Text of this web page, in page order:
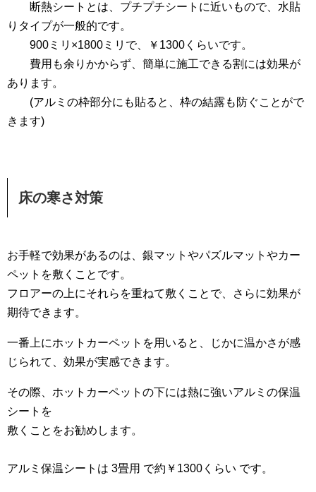
断熱シートとは、プチプチシートに近いもので、水貼
りタイプが一般的です。
900ミリ×1800ミリで、￥1300くらいです。
費用も余りかからず、簡単に施工できる割には効果が
あります。
(アルミの枠部分にも貼ると、枠の結露も防ぐことがで
きます)
床の寒さ対策
お手軽で効果があるのは、銀マットやパズルマットやカー
ペットを敷くことです。
フロアーの上にそれらを重ねて敷くことで、さらに効果が
期待できます。
一番上にホットカーペットを用いると、じかに温かさが感
じられて、効果が実感できます。
その際、ホットカーペットの下には熱に強いアルミの保温
シートを
敷くことをお勧めします。
アルミ保温シートは 3畳用 で約￥1300くらい です。